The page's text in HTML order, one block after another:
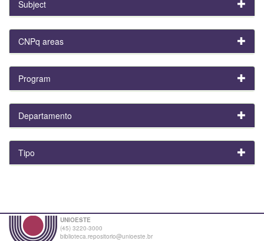
Subject
CNPq areas
Program
Departamento
Tipo
UNIOESTE
(45) 3220-3000
biblioteca.repositorio@unioeste.br